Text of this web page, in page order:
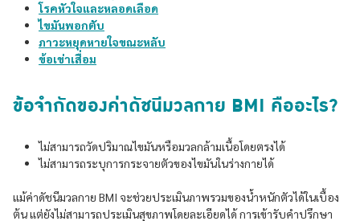
โรคหัวใจและหลอดเลือด
ไขมันพอกตับ
ภาวะหยุดหายใจขณะหลับ
ข้อเข่าเสื่อม
ข้อจำกัดของค่าดัชนีมวลกาย BMI คืออะไร?
ไม่สามารถวัดปริมาณไขมันหรือมวลกล้ามเนื้อโดยตรงได้
ไม่สามารถระบุการกระจายตัวของไขมันในร่างกายได้
แม้ค่าดัชนีมวลกาย BMI จะช่วยประเมินภาพรวมของน้ำหนักตัวได้ในเบื้อง
ต้น แต่ยังไม่สามารถประเมินสุขภาพโดยละเอียดได้ การเข้ารับคำปรึกษา